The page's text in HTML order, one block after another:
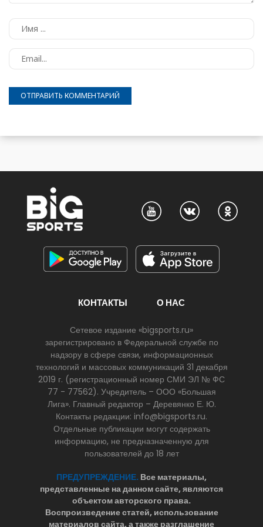
КОНТАКТЫ О НАС
Сетевое издание «bigsports.ru»
зарегистрировано в Федеральной службе по
надзору в сфере связи, информационных
технологий и массовых коммуникаций 31 декабря
2019 г. (регистрационный номер СМИ ЭЛ № ФС
77 - 77562). Учредитель – ООО «Большая
Лига». Главный редактор – Деревянко Е. Ю.
Контакты редакции: info@bigsports.ru.
Отдельные публикации могут содержать
информацию, не предназначенную для
пользователей до 18 лет
ПРЕДУПРЕЖДЕНИЕ. Все материалы,
представленные на данном сайте, являются
объектом авторского права.
Воспроизведение статей, использование
материалов сайта, а также разглашение